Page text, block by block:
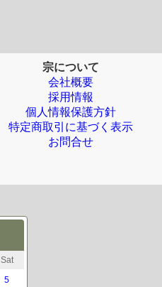
宗について
会社概要
採用情報
個人情報保護方針
特定商取引に基づく表示
お問合せ
Sat
5